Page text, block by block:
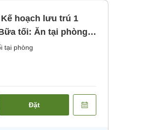
hoạch lưu trú 1
tối: Ăn tại phòng /
tối]
tại phòng
Đặt